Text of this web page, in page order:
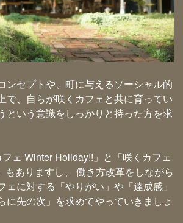
ンセプトや、町に与えるソーシャル的
で、自らが咲くカフェと共に育ってい
という意識をしっかりと持った方を求
ェ Winter Holiday!!」と「咲くカフェ
もありますし、 働き方改革をしながら
ェに対する「やりがい」や「達成感」
に先の次」を求めてやっていきましょ